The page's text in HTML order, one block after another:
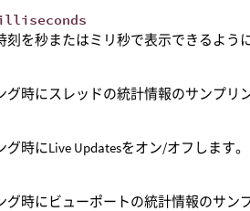
刻を秒またはミリ秒で表示できるよう
グ時にスレッドの統計情報のサンプリ
グ時にLive Updatesをオン/オフします。
グ時にビューポートの統計情報のサン